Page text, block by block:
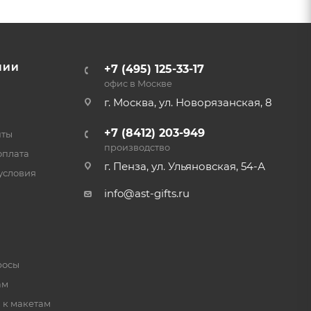
макетам
+7 (495) 125-33-17
офис в Москве
г. Москва, ул. Новорязанская, 8
+7 (8412) 203-949
производство
г. Пенза, ул. Ульяновская, 54-А
info@ast-gifts.ru